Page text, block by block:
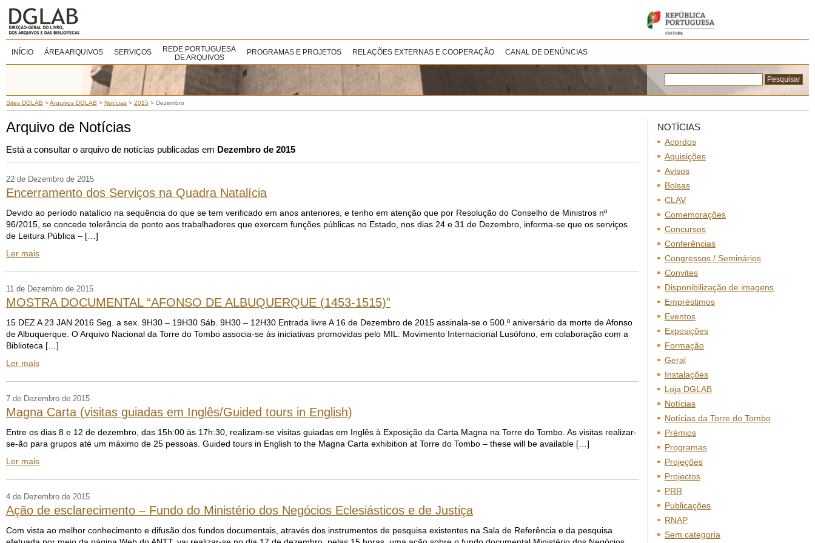
INÍCIO ÁREA ARQUIVOS SERVIÇOS
REDE PORTUGUESA
DE ARQUIVOS
PROGRAMAS E PROJETOS RELAÇÕES EXTERNAS E COOPERAÇÃO CANAL DE DENÚNCIAS
Sites DGLAB >Arquivos DGLAB > Notícias > 2015 > Dezembro
Arquivo de Notícias
Está a consultar o arquivo de notícias publicadas em Dezembro de 2015
22 de Dezembro de 2015
Encerramento dos Serviços na Quadra Natalícia
Devido ao período natalício na sequência do que se tem verificado em anos anteriores, e tenho em atenção que por Resolução do Conselho de Ministros nº
96/2015, se concede tolerância de ponto aos trabalhadores que exercem funções públicas no Estado, nos dias 24 e 31 de Dezembro, informa-se que os serviços
de Leitura Pública – […]
Ler mais
11 de Dezembro de 2015
MOSTRA DOCUMENTAL “AFONSO DE ALBUQUERQUE (1453-1515)”
15 DEZ A 23 JAN 2016 Seg. a sex. 9H30 – 19H30 Sáb. 9H30 – 12H30 Entrada livre A 16 de Dezembro de 2015 assinala-se o 500.º aniversário da morte de Afonso
de Albuquerque. O Arquivo Nacional da Torre do Tombo associa-se às iniciativas promovidas pelo MIL: Movimento Internacional Lusófono, em colaboração com a
Biblioteca […]
Ler mais
7 de Dezembro de 2015
Magna Carta (visitas guiadas em Inglês/Guided tours in English)
Entre os dias 8 e 12 de dezembro, das 15h:00 às 17h:30, realizam-se visitas guiadas em Inglês à Exposição da Carta Magna na Torre do Tombo. As visitas realizar-
se-ão para grupos até um máximo de 25 pessoas. Guided tours in English to the Magna Carta exhibition at Torre do Tombo – these will be available […]
Ler mais
4 de Dezembro de 2015
Ação de esclarecimento – Fundo do Ministério dos Negócios Eclesiásticos e de Justiça
Com vista ao melhor conhecimento e difusão dos fundos documentais, através dos instrumentos de pesquisa existentes na Sala de Referência e da pesquisa
NOTÍCIAS
Acordos
Aquisições
Avisos
Bolsas
CLAV
Comemorações
Concursos
Conferências
Congressos / Seminários
Convites
Disponibilização de imagens
Empréstimos
Eventos
Exposições
Formação
Geral
Instalações
Loja DGLAB
Notícias
Notícias da Torre do Tombo
Prémios
Programas
Projeções
Projectos
PRR
Publicações
RNAP
Sem categoria